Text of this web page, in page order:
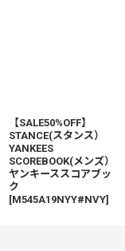
【SALE50%OFF】
STANCE(スタンス）
YANKEES
SCOREBOOK(メンズ）
ヤンキーススコアブッ
ク
[M545A19NYY#NVY]